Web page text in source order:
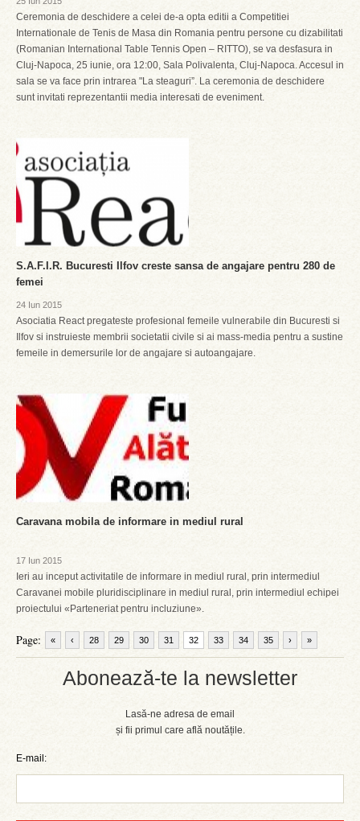
Abonează-te la newsletter
Lasă-ne adresa de email
și fii primul care află noutățile.
E-mail:
Ceremonia de deschidere a celei de-a opta editii a Competitiei
Internationale de Tenis de Masa din Romania pentru persone cu dizabilitati
(Romanian International Table Tennis Open – RITTO), se va desfasura in
Cluj-Napoca, 25 iunie, ora 12:00, Sala Polivalenta, Cluj-Napoca. Accesul in
sala se va face prin intrarea "La steaguri”. La ceremonia de deschidere
sunt invitati reprezentantii media interesati de eveniment.
S.A.F.I.R. Bucuresti Ilfov creste sansa de angajare pentru 280 de
femei
24 Iun 2015
Asociatia React pregateste profesional femeile vulnerabile din Bucuresti si
Ilfov si instruieste membrii societatii civile si ai mass-media pentru a sustine
femeile in demersurile lor de angajare si autoangajare.
Caravana mobila de informare in mediul rural
17 Iun 2015
Ieri au inceput activitatile de informare in mediul rural, prin intermediul
Caravanei mobile pluridisciplinare in mediul rural, prin intermediul echipei
proiectului «Parteneriat pentru incluziune».
Page: « ‹ 28 29 30 31 32 33 34 35 › »